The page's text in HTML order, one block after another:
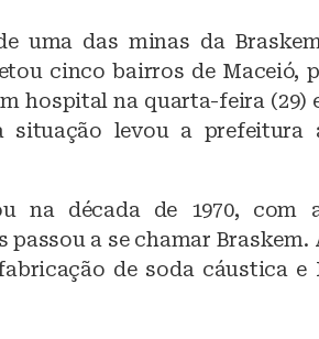
uma das minas da
cinco bairros de Maceió,
hospital na quarta-feira (29)
situação levou a prefeitura
na década de 1970, com
a se chamar Braskem.
de soda cáustica e